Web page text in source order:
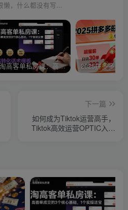
懒，什么都没有写...
淘高客单私房课：高客单成交的3个核心基础，1个实操法宝
下一篇
如何成为Tiktok运营高手，
Tiktok高效运营OPTIC入门